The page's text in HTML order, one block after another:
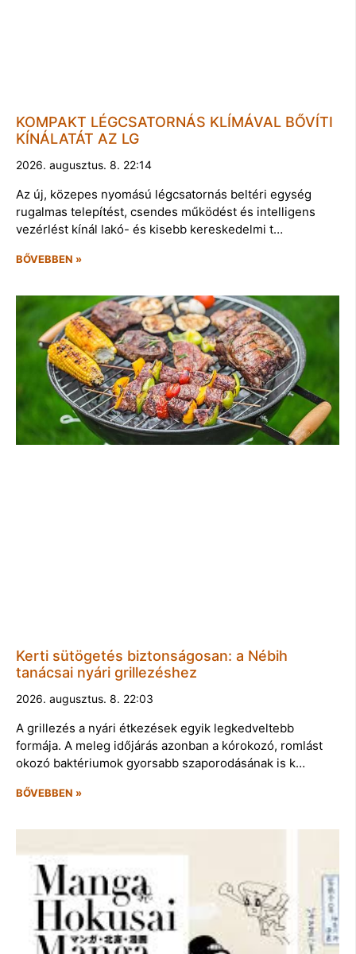
KOMPAKT LÉGCSATORNÁS KLÍMÁVAL BŐVÍTI
KÍNÁLATÁT AZ LG
2026. augusztus. 8. 22:14
Az új, közepes nyomású légcsatornás beltéri egység
rugalmas telepítést, csendes működést és intelligens
vezérlést kínál lakó- és kisebb kereskedelmi t…
BŐVEBBEN »
Kerti sütögetés biztonságosan: a Nébih
tanácsai nyári grillezéshez
2026. augusztus. 8. 22:03
A grillezés a nyári étkezések egyik legkedveltebb
formája. A meleg időjárás azonban a kórokozó, romlást
okozó baktériumok gyorsabb szaporodásának is k…
BŐVEBBEN »